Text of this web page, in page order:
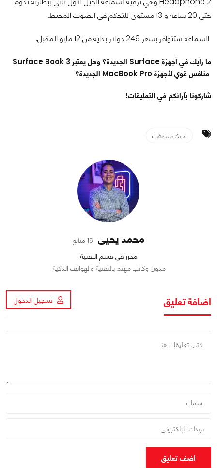
حتى 20 ساعة و 13 مستوى للتحكم في الصوت المحيط.
السماعة ستتوافر بسعر 249 دولار بداية من 12 مايو المقبل.
ما رأيك في أجهزة Surface الجديدة؟ وهل يعتبر Surface Book 3
منافس قوي لأجهزة MacBook Pro الجديدة؟
شاركونا بآرائكم في التعليقات!
مايكروسوفت
محمد يحيى 15 متابع
محرر في قسم التقنية
مدون وكاتب مهتم بالتقنية والهواتف الذكية.
اضافة تعليق تسجيل الدخول
اضف تعليق